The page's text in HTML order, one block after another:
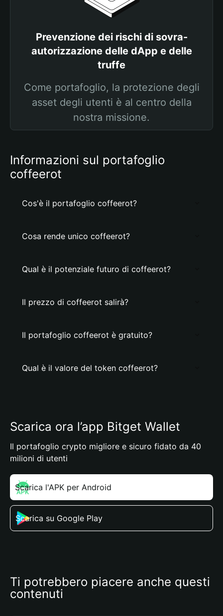
Prevenzione dei rischi di sovra-
autorizzazione delle dApp e delle
truffe
Come portafoglio, la protezione degli
asset degli utenti è al centro della
nostra missione.
Informazioni sul portafoglio
coffeerot
Cos'è il portafoglio coffeerot?
Cosa rende unico coffeerot?
Qual è il potenziale futuro di coffeerot?
Il prezzo di coffeerot salirà?
Il portafoglio coffeerot è gratuito?
Qual è il valore del token coffeerot?
Scarica ora l’app Bitget Wallet
Il portafoglio crypto migliore e sicuro fidato da 40
milioni di utenti
Scarica l'APK per Android
Scarica su Google Play
Ti potrebbero piacere anche questi
contenuti